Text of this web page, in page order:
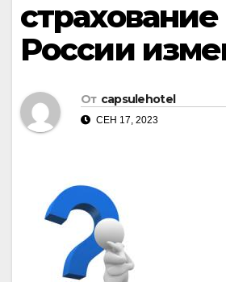
страхование
России
От capsulehotel
СЕН 17, 2023